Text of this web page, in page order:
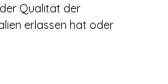
Qualität der
erlassen hat oder